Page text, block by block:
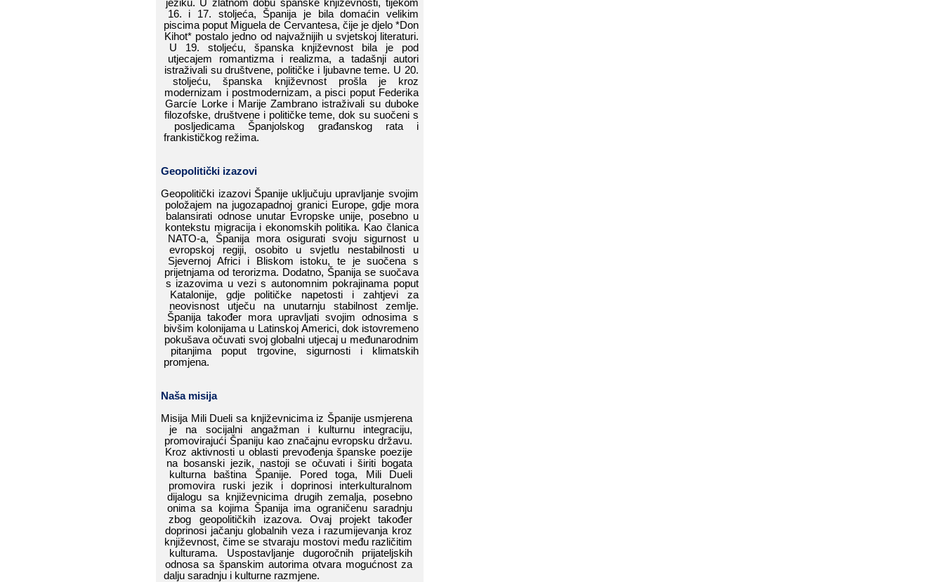
jeziku.​​ U​​ zlatnom​​ dobu​​ španske​​ književnosti,​​ tijekom​​
16.​​ i​​ 17.​​ stoljeća,​​ Španija​​ je​​ bila​​ domaćin​​ velikim​​
piscima​​ poput​​ Miguela​​ de​​ Cervantesa,​​ čije​​ je​​ djelo​​ *Don​​
Kihot*​​ postalo​​ jedno​​ od​​ najvažnijih​​ u​​ svjetskoj​​ literaturi.​​
U​​ 19.​​ stoljeću,​​ španska​​ književnost​​ bila​​ je​​ pod​​
utjecajem​​ romantizma​​ i​​ realizma,​​ a​​tadašnji​​ autori​​
istraživali​​ su​​ društvene,​​ političke​​ i​​ ljubavne​​ teme.​​ U​​ 20.​​
stoljeću,​​ španska​​ književnost​​ prošla​​ je​​ kroz​​
modernizam​​ i​​ postmodernizam,​​ a​​ pisci​​ poput​​ Federika​​
Garcíe​​ Lorke​​ i​​ Marije​​ Zambrano​​ istraživali​​ su​​ duboke​​
filozofske,​​ društvene​​ i​​ političke​​ teme,​​ dok​​ su​​ suočeni​​ s​​
posljedicama​​ Španjolskog​​ građanskog​​ rata​​ i​​
frankističkog​​ režima.
Geopolitički​​ izazovi
Geopolitički​​ izazovi​​ Španije​​ uključuju​​ upravljanje​​ svojim​​
položajem​​ na​​ jugozapadnoj​​ granici​​ Europe,​​ gdje​​ mora​​
balansirati​​ odnose​​ unutar​​ Evropske​​ unije,​​ posebno​​ u​​
kontekstu​​ migracija​​ i​​ ekonomskih​​ politika.​​ Kao​​ članica​​
NATO-a,​​ Španija​​ mora​​ osigurati​​ svoju​​ sigurnost​​ u​​
evropskoj​​ regiji,​​ osobito​​ u​​ svjetlu​​ nestabilnosti​​ u​​
Sjevernoj​​ Africi​​ i​​ Bliskom​​ istoku,​​ te​​ je​​ suočena​​ s​​
prijetnjama​​ od​​ terorizma.​​ Dodatno,​​ Španija​​ se​​ suočava​​
s​​ izazovima​​ u​​ vezi​​ s​​ autonomnim​​ pokrajinama​​ poput​​
Katalonije,​​ gdje​​ političke​​ napetosti​​ i​​ zahtjevi​​ za​​
neovisnost​​ utječu​​ na​​ unutarnju​​ stabilnost​​ zemlje.​​
Španija​​ također​​ mora​​ upravljati​​ svojim​​ odnosima​​ s​​
bivšim​​ kolonijama​​ u​​ Latinskoj​​ Americi,​​ dok​​ istovremeno​​
pokušava​​ očuvati​​ svoj​​ globalni​​ utjecaj​​ u​​ međunarodnim​​
pitanjima​​ poput​​ trgovine,​​ sigurnosti​​ i​​ klimatskih​​
promjena.
Naša​​ misija
Misija​​ Mili​​ Dueli​​ sa​​ književnicima​​ iz​​ Španije​​ usmjerena​​
je​​ na​​ socijalni​​ angažman​​ i​​ kulturnu​​ integraciju,​​
promovirajući​​ Španiju​​ kao​​ značajnu​​ evropsku ​​ državu.​​
Kroz​​ aktivnosti​​ u​​ oblasti​​ prevođenja​​španske ​​ poezije​​
na​​ bosanski​​ jezik,​​ nastoji​​ se​​ očuvati​​ i​​ širiti​​ bogata​​
kulturna​​ baština​​ Španije.​​ Pored​​ toga,​​ Mili​​ Dueli​​
promovira​​ ruski​​ jezik​​ i​​ doprinosi​​ interkulturalnom​​
dijalogu​​ sa​​ književnicima​​ drugih​​ zemalja,​​ posebno​​
onima​​ sa​​ kojima​​ Španija​​ ima​​ ograničenu​​ saradnju​​
zbog​​ geopolitičkih​​ izazova.​​ Ovaj​​ projekt​​ također​​
doprinosi​​ jačanju​​ globalnih​​ veza​​ i​​ razumijevanja​​ kroz​​
književnost,​​ čime​​ se​​ stvaraju​​ mostovi​​ među​​ različitim​​
kulturama.​​ Uspostavljanje​​ dugoročnih​​ prijateljskih​​
odnosa​​ sa​​ španskim ​​ autorima​​ otvara​​ mogućnost​​ za​​
dalju​​ saradnju​​ i​​ kulturne​​ razmjene.